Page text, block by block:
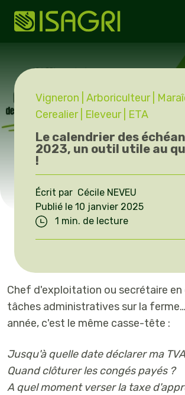
Vigneron | Arboriculteur |
Cerealier | Eleveur | ETA
Le calendrier des
2023, un outil utile au
!
Écrit par Cécile NEVEU
Publié le 10 janvier 2025
1 min. de lecture
Chef d'exploitation ou secrétaire en
tâches administratives sur la
année, c'est le même casse-tête :
Jusqu'à quelle date déclarer ma
Quand clôturer les congés payés ?
A quel moment verser la taxe